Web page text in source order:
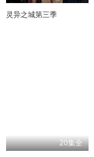
灵异之城第三季
20集全